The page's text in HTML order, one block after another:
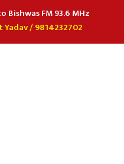
FM 93.6 MHz
Yadav /9814232702